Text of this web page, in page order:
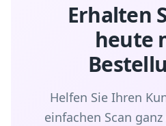
Erhalten
heute
Helfen Sie Ihren
einfachen Scan